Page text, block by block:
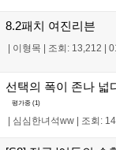
8.2패치 여진리븐
| 이형목 | 조회: 13,212 |
선택의 폭이 존나 넓
평가중 (1)
심심한녀석ww 조회: